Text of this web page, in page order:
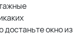
окно из